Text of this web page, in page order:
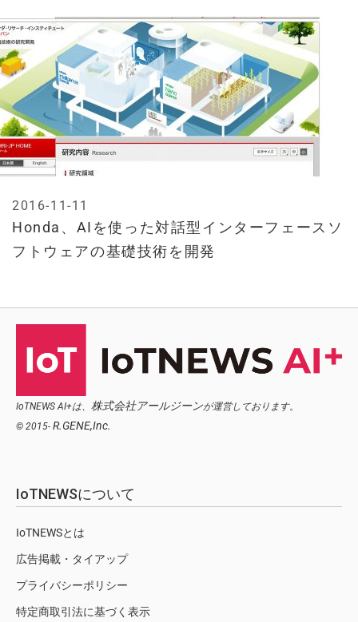
Honda、AIを使った対話型インターフェースソ
フトウェアの基礎技術を開発
2016-11-11
IoTNEWS AI+は、 株式会社アールジーンが運営しております。
© 2015- R.GENE,Inc.
IoTNEWSについて
IoTNEWSとは
広告掲載・タイアップ
プライバシーポリシー
特定商取引法に基づく表示